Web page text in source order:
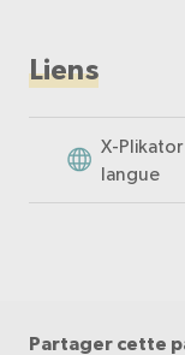
Liens
X-
langue
Partager cette